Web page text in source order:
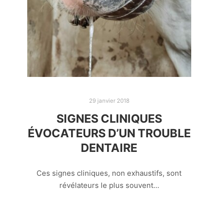
29 janvier 2018
SIGNES CLINIQUES
ÉVOCATEURS D’UN TROUBLE
DENTAIRE
Ces signes cliniques, non exhaustifs, sont
révélateurs le plus souvent…